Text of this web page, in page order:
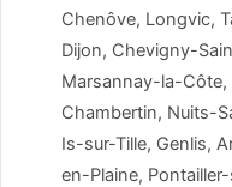
Chenôve, Longvic,
Dijon, Chevigny-
Marsannay-la-
Chambertin, Nuits-
Is-sur-Tille, Genlis,
en-Plaine,